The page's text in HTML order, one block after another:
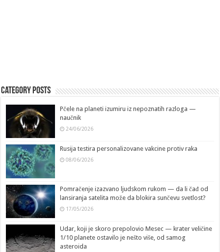
Category Posts
Pčele na planeti izumiru iz nepoznatih razloga —
naučnik
24/06/2026
Rusija testira personalizovane vakcine protiv raka
08/06/2026
Pomračenje izazvano ljudskom rukom — da li čađ od
lansiranja satelita može da blokira sunčevu svetlost?
17/05/2026
Udar, koji je skoro prepolovio Mesec — krater veličine
1/10 planete ostavilo je nešto više, od samog
asteroida